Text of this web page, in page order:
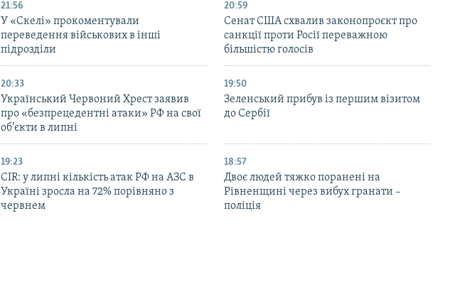
21:56
У «Скелі» прокоментували
переведення військових в інші
підрозділи
20:59
Cенат США схвалив законопроєкт про
санкції проти Росії переважною
більшістю голосів
20:33
Український Червоний Хрест заявив
про «безпрецедентні атаки» РФ на свої
об’єкти в липні
19:50
Зеленський прибув із першим візитом
до Сербії
19:23
CIR: у липні кількість атак РФ на АЗС в
Україні зросла на 72% порівняно з
червнем
18:57
Двоє людей тяжко поранені на
Рівненщині через вибух гранати –
поліція